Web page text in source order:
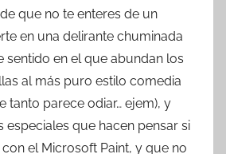
que no te enteres de un
en una delirante chuminada
sentido en el que abundan los
al más puro estilo comedia
tanto parece odiar… ejem), y
especiales que hacen pensar si
el Microsoft Paint, y que no